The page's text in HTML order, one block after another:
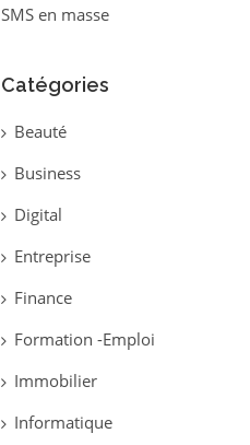
SMS en masse
Catégories
Beauté
Business
Digital
Entreprise
Finance
Formation -Emploi
Immobilier
Informatique